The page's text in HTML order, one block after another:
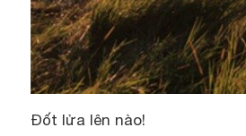
Đốt lửa lên nào!